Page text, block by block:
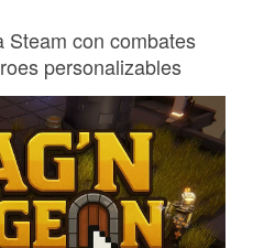
Steam con combates
personalizables